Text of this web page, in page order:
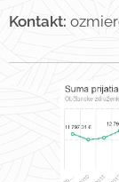
Kontakt: